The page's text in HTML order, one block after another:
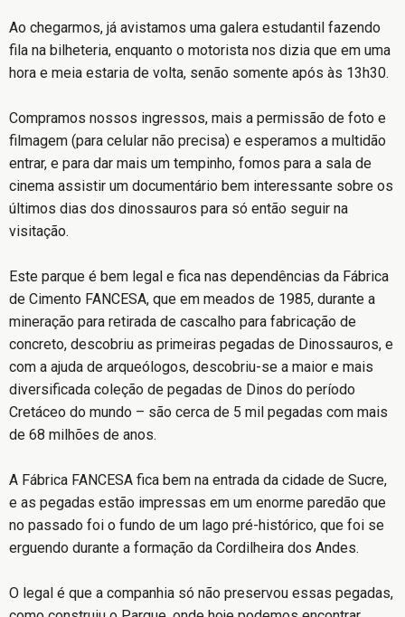
Ao chegarmos, já avistamos uma galera estudantil fazendo
fila na bilheteria, enquanto o motorista nos dizia que em uma
hora e meia estaria de volta, senão somente após às 13h30.
Compramos nossos ingressos, mais a permissão de foto e
filmagem (para celular não precisa) e esperamos a multidão
entrar, e para dar mais um tempinho, fomos para a sala de
cinema assistir um documentário bem interessante sobre os
últimos dias dos dinossauros para só então seguir na
visitação.
Este parque é bem legal e fica nas dependências da Fábrica
de Cimento FANCESA, que em meados de 1985, durante a
mineração para retirada de cascalho para fabricação de
concreto, descobriu as primeiras pegadas de Dinossauros, e
com a ajuda de arqueólogos, descobriu-se a maior e mais
diversificada coleção de pegadas de Dinos do período
Cretáceo do mundo – são cerca de 5 mil pegadas com mais
de 68 milhões de anos.
A Fábrica FANCESA fica bem na entrada da cidade de Sucre,
e as pegadas estão impressas em um enorme paredão que
no passado foi o fundo de um lago pré-histórico, que foi se
erguendo durante a formação da Cordilheira dos Andes.
O legal é que a companhia só não preservou essas pegadas,